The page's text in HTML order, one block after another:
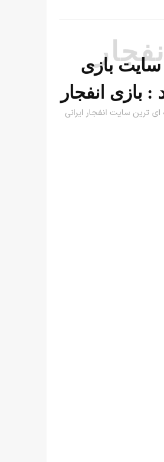
سایت بازی
: بازی انفجار
ترین سایت انفجار ایرانی